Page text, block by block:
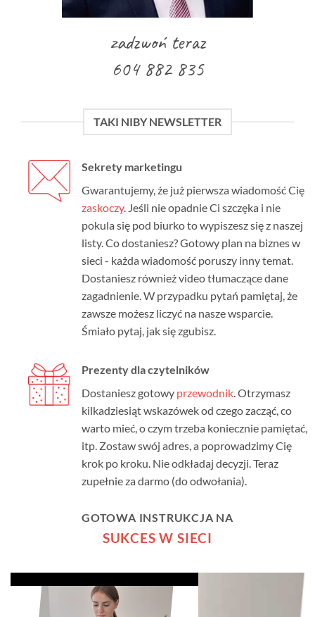
zadzwoń teraz
604 882 835
TAKI NIBY NEWSLETTER
Sekrety marketingu
Gwarantujemy, że już pierwsza wiadomość Cię
zaskoczy. Jeśli nie opadnie Ci szczęka i nie
pokula się pod biurko to wypiszesz się z naszej
listy. Co dostaniesz? Gotowy plan na biznes w
sieci - każda wiadomość poruszy inny temat.
Dostaniesz również video tłumaczące dane
zagadnienie. W przypadku pytań pamiętaj, że
zawsze możesz liczyć na nasze wsparcie.
Śmiało pytaj, jak się zgubisz.
Prezenty dla czytelników
Dostaniesz gotowy przewodnik. Otrzymasz
kilkadziesiąt wskazówek od czego zacząć, co
warto mieć, o czym trzeba koniecznie pamiętać,
itp. Zostaw swój adres, a poprowadzimy Cię
krok po kroku. Nie odkładaj decyzji. Teraz
zupełnie za darmo (do odwołania).
GOTOWA INSTRUKCJA NA
SUKCES W SIECI